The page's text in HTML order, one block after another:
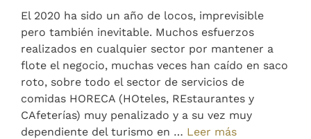
El 2020 ha sido un año de locos, imprevisible
pero también inevitable. Muchos esfuerzos
realizados en cualquier sector por mantener a
flote el negocio, muchas veces han caído en saco
roto, sobre todo el sector de servicios de
comidas HORECA (HOteles, REstaurantes y
CAfeterías) muy penalizado y a su vez muy
dependiente del turismo en … Leer más